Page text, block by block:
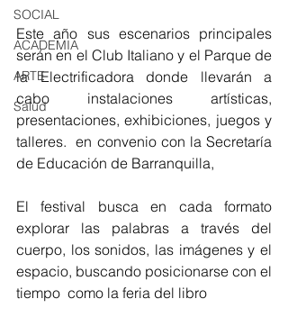
SOCIAL
ACADEMIA
ARTE
Salud
Este año sus escenarios principales
serán en el Club Italiano y el Parque de
la Electrificadora donde llevarán a
cabo instalaciones artísticas,
presentaciones, exhibiciones, juegos y
talleres.  en convenio con la Secretaría
de Educación de Barranquilla,
El festival busca en cada formato
explorar las palabras a través del
cuerpo, los sonidos, las imágenes y el
espacio, buscando posicionarse con el
tiempo  como la feria del libro